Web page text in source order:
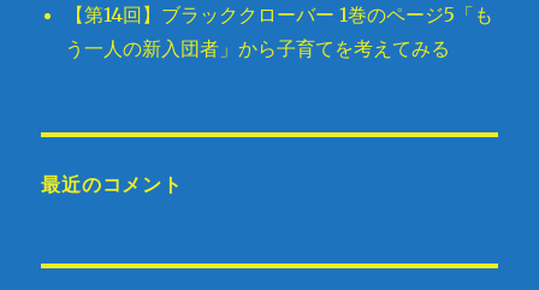
【第14回】ブラッククローバー 1巻のページ5「も
う一人の新入団者」から子育てを考えてみる
最近のコメント